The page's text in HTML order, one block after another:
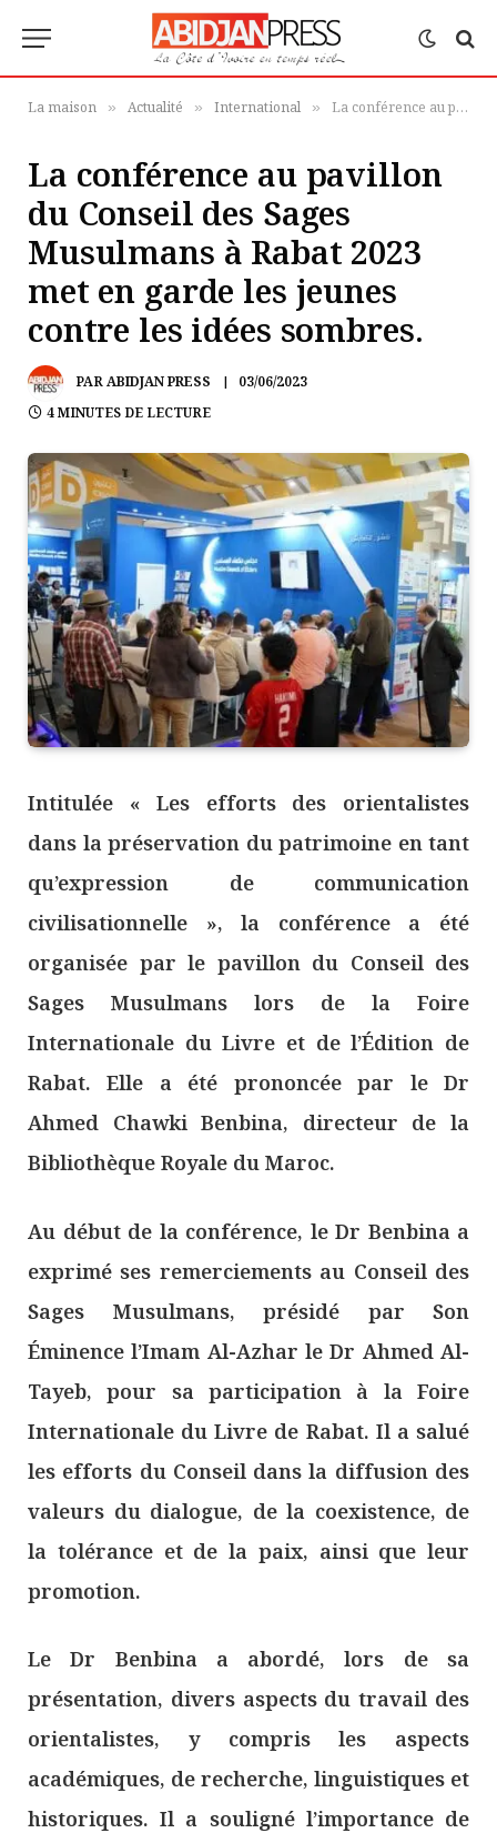
La maison » Actualité » International » La conférence au pavillon du Conseil des Sages Musulmans à Rabat 2023 met en garde les jeunes contre les idées sombres.
La conférence au pavillon
du Conseil des Sages
Musulmans à Rabat 2023
met en garde les jeunes
contre les idées sombres.
PARABIDJAN PRESS
03/06/2023
4 MINUTES DE LECTURE
Intitulée « Les efforts des orientalistes
dans la préservation du patrimoine en tant
qu’expression de communication
civilisationnelle », la conférence a été
organisée par le pavillon du Conseil des
Sages Musulmans lors de la Foire
Internationale du Livre et de l’Édition de
Rabat. Elle a été prononcée par le Dr
Ahmed Chawki Benbina, directeur de la
Bibliothèque Royale du Maroc.
Au début de la conférence, le Dr Benbina a
exprimé ses remerciements au Conseil des
Sages Musulmans, présidé par Son
Éminence l’Imam Al-Azhar le Dr Ahmed Al-
Tayeb, pour sa participation à la Foire
Internationale du Livre de Rabat. Il a salué
les efforts du Conseil dans la diffusion des
valeurs du dialogue, de la coexistence, de
la tolérance et de la paix, ainsi que leur
promotion.
Le Dr Benbina a abordé, lors de sa
présentation, divers aspects du travail des
orientalistes, y compris les aspects
académiques, de recherche, linguistiques et
historiques. Il a souligné l’importance de